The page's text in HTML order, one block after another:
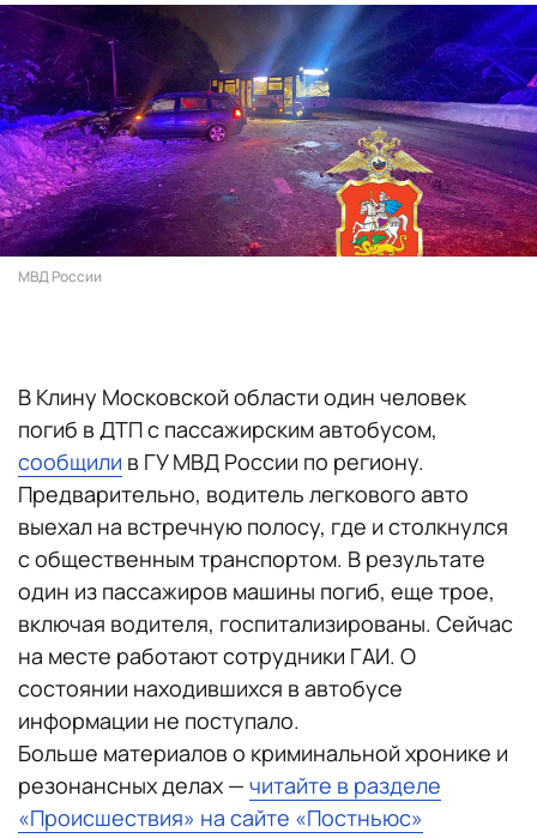
МВД России
В Клину Московской области один человек
погиб в ДТП с пассажирским автобусом,
сообщили в ГУ МВД России по региону.
Предварительно, водитель легкового авто
выехал на встречную полосу, где и столкнулся
с общественным транспортом. В результате
один из пассажиров машины погиб, еще трое,
включая водителя, госпитализированы. Сейчас
на месте работают сотрудники ГАИ. О
состоянии находившихся в автобусе
информации не поступало.
Больше материалов о криминальной хронике и
резонансных делах — читайте в разделе
«Происшествия» на сайте «Постньюс»